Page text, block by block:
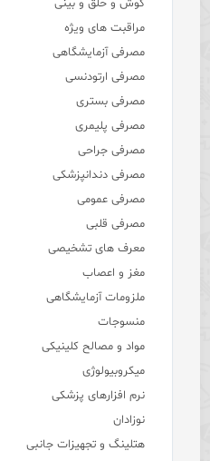
گوش و حلق و بینی
مراقبت های ویژه
مصرفی آزمایشگاهی
مصرفی ارتودنسی
مصرفی بستری
مصرفی پلیمری
مصرفی جراحی
مصرفی دندانپزشکی
مصرفی عمومی
مصرفی قلبی
معرف های تشخیصی
مغز و اعصاب
ملزومات آزمایشگاهی
منسوجات
مواد و مصالح کلینیکی
میکروبیولوژی
نرم افزارهای پزشکی
نوزادان
هتلینگ و تجهیزات جانبی